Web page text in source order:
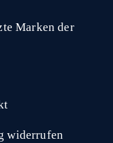
Marken der
widerrufen